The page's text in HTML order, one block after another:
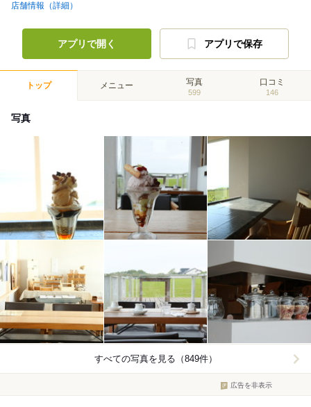
店舗情報（詳細）
アプリで開く アプリで保存
トップ メニュー 写真
599
口コミ
146
写真
すべての写真を見る（849件）
広告を非表示